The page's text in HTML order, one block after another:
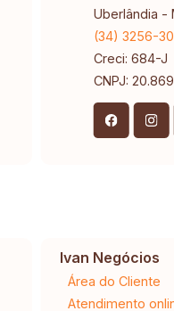
Uberlândia -
(34) 3256-
Creci: 684-J
CNPJ:
Ivan Negócios
Área do Cliente
Atendimento